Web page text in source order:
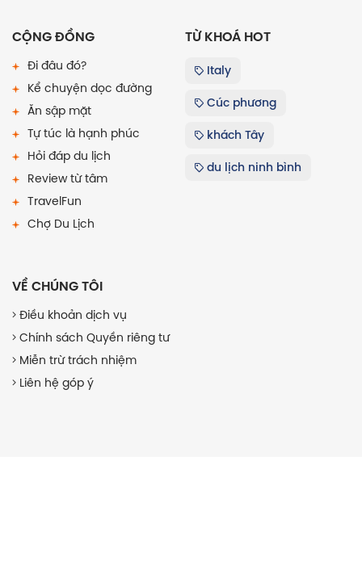
CỘNG ĐỒNG
Đi đâu đó?
Kể chuyện dọc đường
Ăn sập mặt
Tự túc là hạnh phúc
Hỏi đáp du lịch
Review từ tâm
TravelFun
Chợ Du Lịch
TỪ KHOÁ HOT
Italy
Cúc phương
khách Tây
du lịch ninh bình
VỀ CHÚNG TÔI
Điều khoản dịch vụ
Chính sách Quyền riêng tư
Miễn trừ trách nhiệm
Liên hệ góp ý